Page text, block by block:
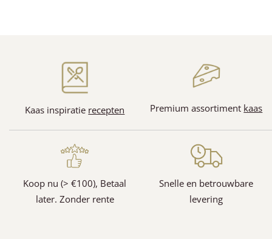
(1)
Kaas inspiratie recepten Premium assortiment kaas
Koop nu (> €100), Betaal
later. Zonder rente
Snelle en betrouwbare
levering